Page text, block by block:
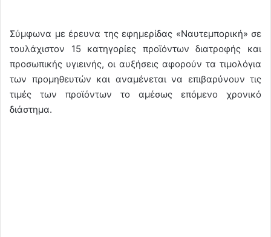
Σύμφωνα με έρευνα της εφημερίδας «Ναυτεμπορική» σε
τουλάχιστον 15 κατηγορίες προϊόντων διατροφής και
προσωπικής υγιεινής, οι αυξήσεις αφορούν τα τιμολόγια
των προμηθευτών και αναμένεται να επιβαρύνουν τις
τιμές των προϊόντων το αμέσως επόμενο χρονικό
διάστημα.